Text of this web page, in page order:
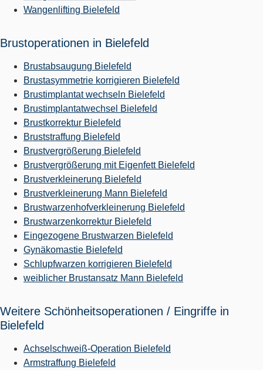
Wangenlifting Bielefeld
Brustoperationen in Bielefeld
Brustabsaugung Bielefeld
Brustasymmetrie korrigieren Bielefeld
Brustimplantat wechseln Bielefeld
Brustimplantatwechsel Bielefeld
Brustkorrektur Bielefeld
Bruststraffung Bielefeld
Brustvergrößerung Bielefeld
Brustvergrößerung mit Eigenfett Bielefeld
Brustverkleinerung Bielefeld
Brustverkleinerung Mann Bielefeld
Brustwarzenhofverkleinerung Bielefeld
Brustwarzenkorrektur Bielefeld
Eingezogene Brustwarzen Bielefeld
Gynäkomastie Bielefeld
Schlupfwarzen korrigieren Bielefeld
weiblicher Brustansatz Mann Bielefeld
Weitere Schönheitsoperationen / Eingriffe in
Bielefeld
Achselschweiß-Operation Bielefeld
Armstraffung Bielefeld